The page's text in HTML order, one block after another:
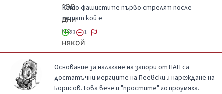
Като фашистите първо стрелят после
потат кой е
23 1
Основание за налагане на запори от НАП са
достатъчни мераците на Пеевски и нареждане на
Борисов.Това вече и "простите" го проумяха.